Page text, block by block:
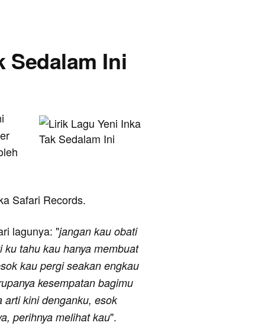
Sedalam Ini
Safari Records.
lagunya: "jangan kau obati
tahu kau hanya membuat
kau pergi seakan engkau
kesempatan bagimu
arti kini denganku, esok
perihnya melihat kau".